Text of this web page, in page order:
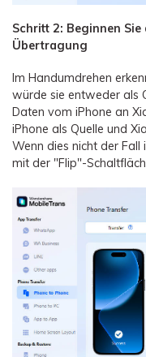
Schritt 2: Beginnen
Übertragung
Im Handumdrehen
würde sie entweder als
Daten vom iPhone an
iPhone als Quelle und
Wenn dies nicht der Fall
mit der "Flip"-